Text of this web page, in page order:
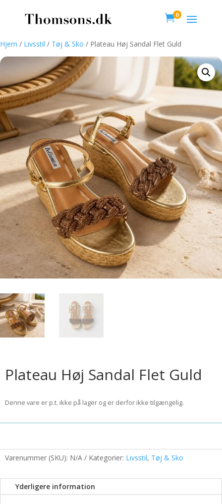
0
Hjem / Livsstil / Tøj & Sko / Plateau Høj Sandal Flet Guld
Plateau Høj Sandal Flet Guld
Denne vare er p.t. ikke på lager og er derfor ikke tilgængelig.
Varenummer (SKU): N/A Kategorier: Livsstil, Tøj & Sko
Yderligere information